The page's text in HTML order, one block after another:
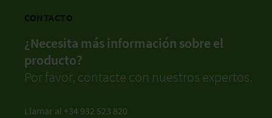
CONTACTO
¿Necesita más información sobre el
producto?
Por favor, contacte con nuestros expertos.
Llamar al +34 932 523 820